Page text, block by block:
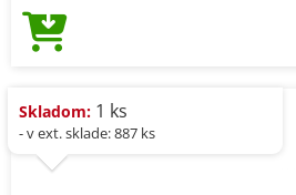
Skladom: 1 ks
- v ext. sklade: 887 ks